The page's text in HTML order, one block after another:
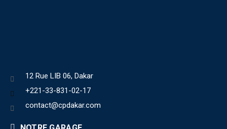
12 Rue LIB 06, Dakar
+221-33-831-02-17
contact@cpdakar.com